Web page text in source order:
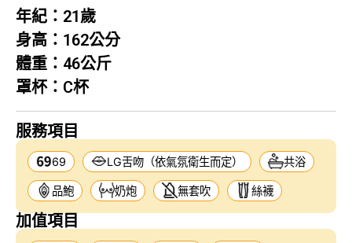
年紀： 21歲
身高： 162公分
體重： 46公斤
罩杯： C杯
服務項目
69 LG舌吻（依氣氛衛生而定） 共浴
品鮑 奶炮 無套吹 絲襪
加值項目